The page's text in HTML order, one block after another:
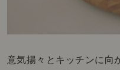
意気揚々とキッチンに向